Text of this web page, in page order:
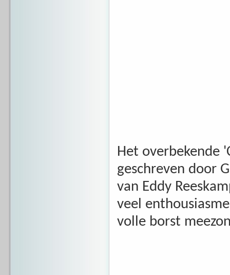
Het overbekende
geschreven door
van Eddy
veel
volle borst